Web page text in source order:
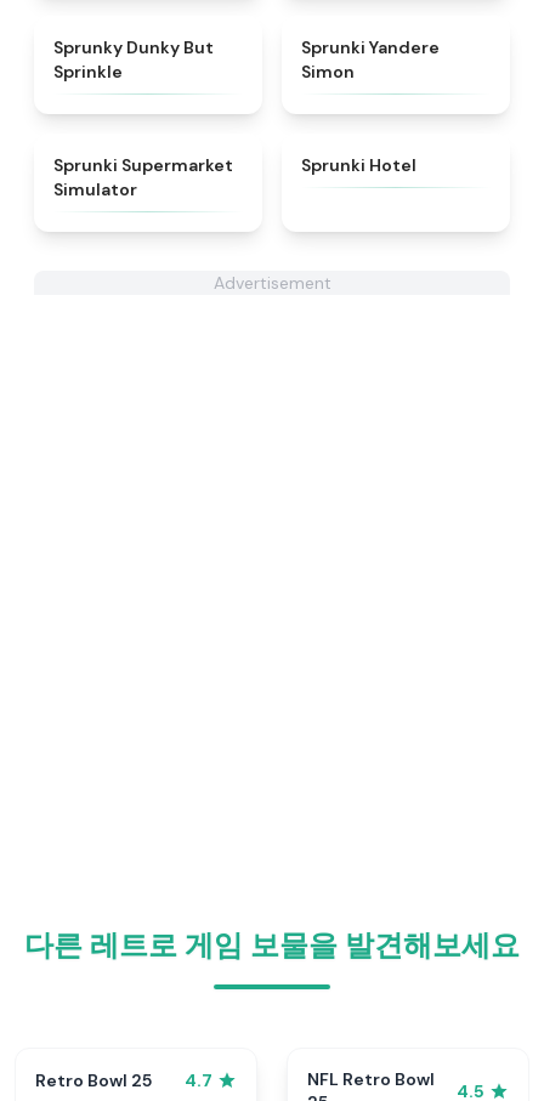
★
Sprunky Dunky But
Sprinkle
Sprunki Yandere
Simon
★ 4.8
Sprunki Supermarket
Simulator
Sprunki Hotel
Advertisement
다른 레트로 게임 보물을 발견해보세요
Retro Bowl 25 4.7
NFL Retro Bowl
4.5